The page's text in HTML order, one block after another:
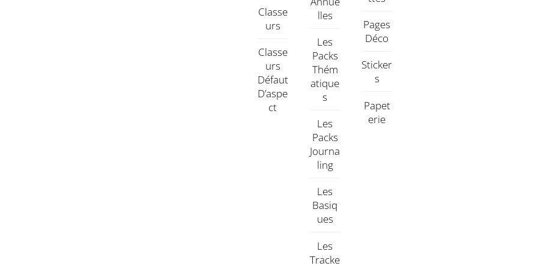
Classe
Urs
Classe
Urs
Défaut
D’aspe
Ct
Lles
Les
Packs
Thém
Atique
S
Les
Packs
Journa
Ling
Les
Basiq
Ues
Les
Tracke
Pages
Déco
Sticker
S
Papet
Erie